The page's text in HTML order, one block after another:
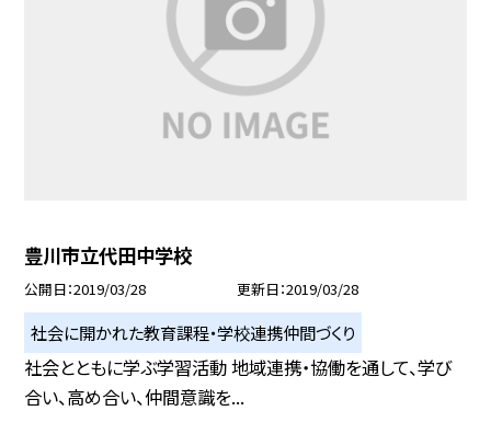
豊川市立代田中学校
公開日 2019/03/28 更新日 2019/03/28
社会に開かれた教育課程・学校連携仲間づくり
社会とともに学ぶ学習活動 地域連携・協働を通して、学び
合い、高め合い、仲間意識を...